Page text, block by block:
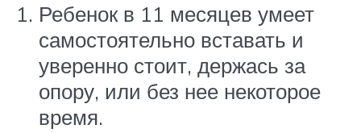
Ребенок в 11 месяцев умеет
самостоятельно вставать и
уверенно стоит, держась за
опору, или без нее некоторое
время.